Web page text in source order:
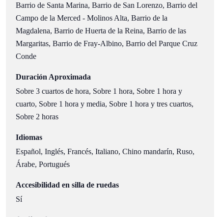
Barrio de Santa Marina, Barrio de San Lorenzo, Barrio del
Campo de la Merced - Molinos Alta, Barrio de la
Magdalena, Barrio de Huerta de la Reina, Barrio de las
Margaritas, Barrio de Fray-Albino, Barrio del Parque Cruz
Conde
Duración Aproximada
Sobre 3 cuartos de hora, Sobre 1 hora, Sobre 1 hora y
cuarto, Sobre 1 hora y media, Sobre 1 hora y tres cuartos,
Sobre 2 horas
Idiomas
Español, Inglés, Francés, Italiano, Chino mandarín, Ruso,
Árabe, Portugués
Accesibilidad en silla de ruedas
Sí